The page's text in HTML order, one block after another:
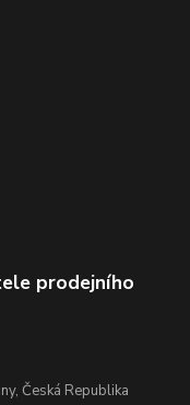
prodejního
Česká Republika